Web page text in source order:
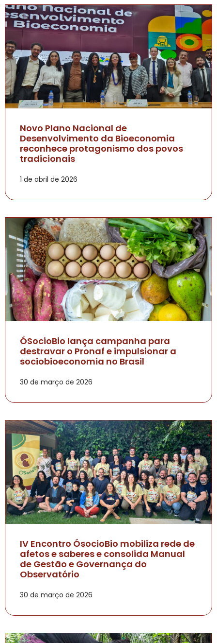
Novo Plano Nacional de
Desenvolvimento da Bioeconomia
reconhece protagonismo dos povos
tradicionais
1 de abril de 2026
ÓSocioBio lança campanha para
destravar o Pronaf e impulsionar a
sociobioeconomia no Brasil
30 de março de 2026
IV Encontro ÓsocioBio mobiliza rede de
afetos e saberes e consolida Manual
de Gestão e Governança do
Observatório
30 de março de 2026